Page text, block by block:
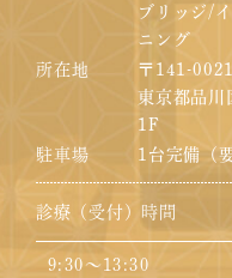
ブリッジ/
ニング
所在地
〒141-0021
東京都品川
1F
駐車場
1台完備（
診療（受付）時間
9:30～13:30